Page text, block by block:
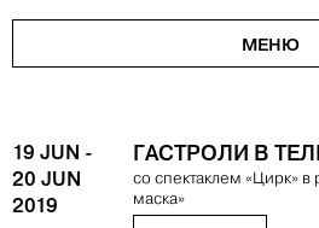
МЕНЮ
19 JUN -
20 JUN
2019
ГАСТРОЛИ В
со спектаклем «Цирк» в
маска»